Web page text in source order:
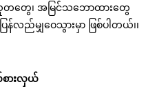
တွေ၊ အမြင်သဘောထားတွေ
ည်မျှဝေသွားမှာ ဖြစ်ပါတယ်၊၊
ားလှယ်